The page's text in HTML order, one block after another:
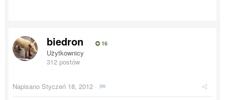
biedron 16
Użytkownicy
312 postów
Napisano Styczeń 18, 2012 ·